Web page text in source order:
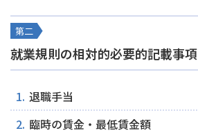
第二
就業規則の相対的必要的記載事項
退職手当
臨時の賃金・最低賃金額